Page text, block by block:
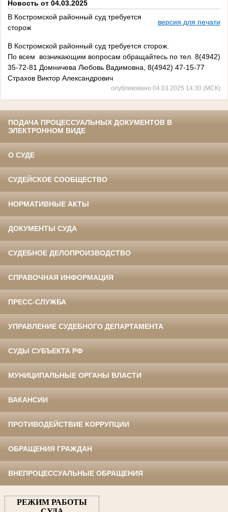
Новость от 04.03.2025
В Костромской районный суд требуется
сторож
версия для печати
В Костромской районный суд требуется сторож.
По всем возникающим вопросам обращайтесь по тел. 8(4942)
35-72-81 Домничева Любовь Вадимовна, 8(4942) 47-15-77
Страхов Виктор Александрович
опубликовано 04.03.2025 14:30 (МСК)
ПОДАЧА ПРОЦЕССУАЛЬНЫХ ДОКУМЕНТОВ В
ЭЛЕКТРОННОМ ВИДЕ
О СУДЕ
СУДЕЙСКОЕ СООБЩЕСТВО
НОРМАТИВНЫЕ АКТЫ
ДОКУМЕНТЫ СУДА
СУДЕБНОЕ ДЕЛОПРОИЗВОДСТВО
СПРАВОЧНАЯ ИНФОРМАЦИЯ
ПРЕСС-СЛУЖБА
УПРАВЛЕНИЕ СУДЕБНОГО ДЕПАРТАМЕНТА
СУДЫ СУБЪЕКТА РФ
МУНИЦИПАЛЬНЫЕ ОРГАНЫ ВЛАСТИ
ВАКАНСИИ
ПРОТИВОДЕЙСТВИЕ КОРРУПЦИИ
ОБРАЩЕНИЯ ГРАЖДАН
ВНЕПРОЦЕССУАЛЬНЫЕ ОБРАЩЕНИЯ
РЕЖИМ РАБОТЫ